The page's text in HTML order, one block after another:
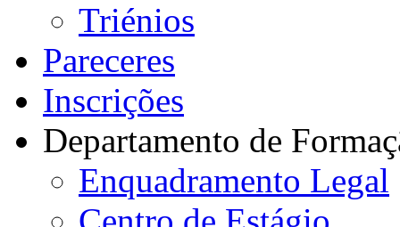
Triénios
Pareceres
Inscrições
Departamento de
Enquadramento Legal